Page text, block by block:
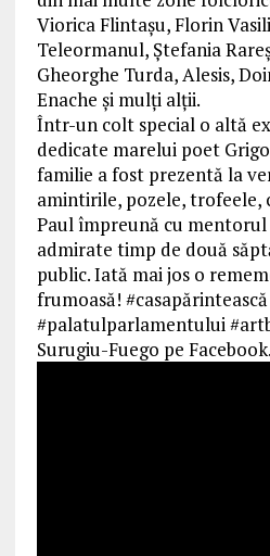
Viorica Flintașu, Florin
Teleormanul, Ștefania
Gheorghe Turda, Alesis,
Enache și mulți alții.
Într-un colt special o altă
dedicate marelui poet
familie a fost prezentă la
amintirile, pozele, trofeele,
Paul împreună cu
admirate timp de două
public. Iată mai jos o
frumoasă! #casapărintească
#palatulparlamentului
Surugiu-Fuego pe Facebook.